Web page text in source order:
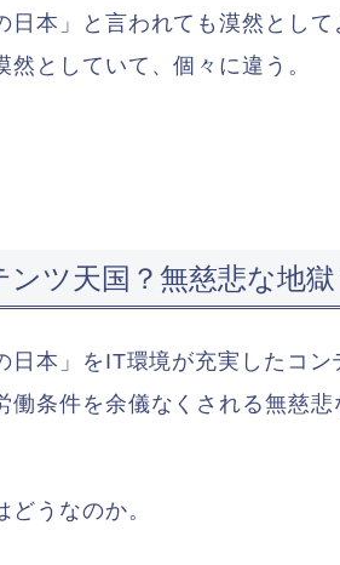
日本」と言われても漠然とし
然としていて、個々に違う。
ンツ天国？無慈悲な地獄
日本」をIT環境が充実したコ
働条件を余儀なくされる無慈
どうなのか。